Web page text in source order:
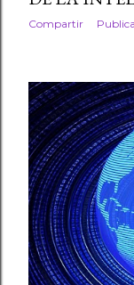
Compartir